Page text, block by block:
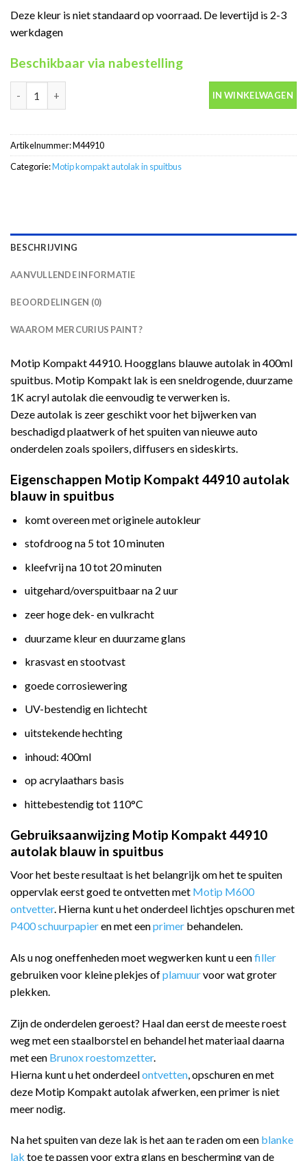
Deze kleur is niet standaard op voorraad. De levertijd is 2-3
werkdagen
Beschikbaar via nabestelling
Motip Kompakt 44910 blauw autolak in spuitbus 400ml aantal
IN WINKELWAGEN
Artikelnummer:M44910
Categorie:Motip kompakt autolak in spuitbus
BESCHRIJVING
AANVULLENDE INFORMATIE
BEOORDELINGEN (0)
WAAROM MERCURIUS PAINT?
Motip Kompakt 44910. Hoogglans blauwe autolak in 400ml
spuitbus. Motip Kompakt lak is een sneldrogende, duurzame
1K acryl autolak die eenvoudig te verwerken is.
Deze autolak is zeer geschikt voor het bijwerken van
beschadigd plaatwerk of het spuiten van nieuwe auto
onderdelen zoals spoilers, diffusers en sideskirts.
Eigenschappen Motip Kompakt 44910 autolak
blauw in spuitbus
komt overeen met originele autokleur
stofdroog na 5 tot 10 minuten
kleefvrij na 10 tot 20 minuten
uitgehard/overspuitbaar na 2 uur
zeer hoge dek- en vulkracht
duurzame kleur en duurzame glans
krasvast en stootvast
goede corrosiewering
UV-bestendig en lichtecht
uitstekende hechting
inhoud: 400ml
op acrylaathars basis
hittebestendig tot 110°C
Gebruiksaanwijzing Motip Kompakt 44910
autolak blauw in spuitbus
Voor het beste resultaat is het belangrijk om het te spuiten
oppervlak eerst goed te ontvetten met Motip M600
ontvetter. Hierna kunt u het onderdeel lichtjes opschuren met
P400 schuurpapieren met eenprimer behandelen.
Als u nog oneffenheden moet wegwerken kunt u eenfiller
gebruiken voor kleine plekjes ofplamuurvoor wat groter
plekken.
Zijn de onderdelen geroest? Haal dan eerst de meeste roest
weg met een staalborstel en behandel het materiaal daarna
met een Brunox roestomzetter.
Hierna kunt u het onderdeelontvetten , opschuren en met
deze Motip Kompakt autolak afwerken, een primer is niet
meer nodig.
Na het spuiten van deze lak is het aan te raden om een blanke
lak toe te passen voor extra glans en bescherming van de